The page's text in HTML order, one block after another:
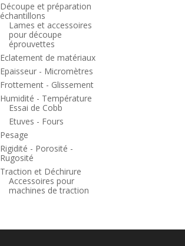
Découpe et préparation
échantillons
Lames et accessoires
pour découpe
éprouvettes
Eclatement de matériaux
Epaisseur - Micromètres
Frottement - Glissement
Humidité - Température
Essai de Cobb
Etuves - Fours
Pesage
Rigidité - Porosité -
Rugosité
Traction et Déchirure
Accessoires pour
machines de traction